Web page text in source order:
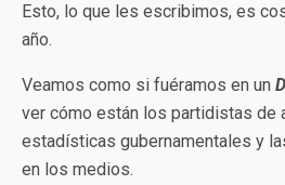
Esto, lo que les escribimos, es
año.
Veamos como si fuéramos en un
ver cómo están los partidistas de
estadísticas gubernamentales y
en los medios.